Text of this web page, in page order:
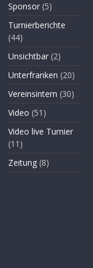
Sponsor (5)
Turnierberichte
(44)
Unsichtbar (2)
Unterfranken (20)
Vereinsintern (30)
Video (51)
Video live Turnier
(11)
Zeitung (8)